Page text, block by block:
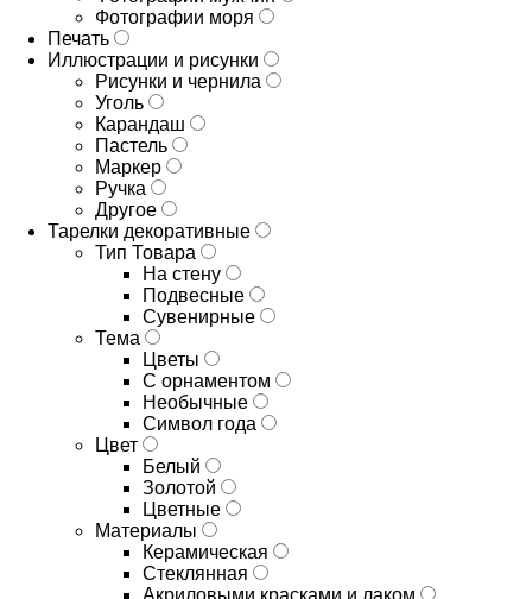
Фотографии моря
Печать
Иллюстрации и рисунки
Рисунки и чернила
Уголь
Карандаш
Пастель
Маркер
Ручка
Другое
Тарелки декоративные
Тип Товара
На стену
Подвесные
Сувенирные
Тема
Цветы
С орнаментом
Необычные
Символ года
Цвет
Белый
Золотой
Цветные
Материалы
Керамическая
Стеклянная
Акриловыми красками и лаком